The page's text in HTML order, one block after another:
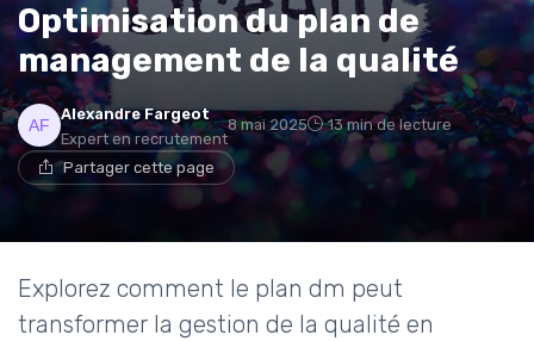
Optimisation du plan de
management de la qualité
Alexandre Fargeot
Expert en recrutement
8 mai 2025 13 min de lecture
Partager cette page
Explorez comment le plan dm peut
transformer la gestion de la qualité en